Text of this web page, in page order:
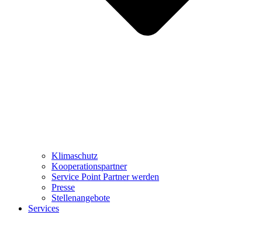
Klimaschutz
Kooperationspartner
Service Point Partner werden
Presse
Stellenangebote
Services